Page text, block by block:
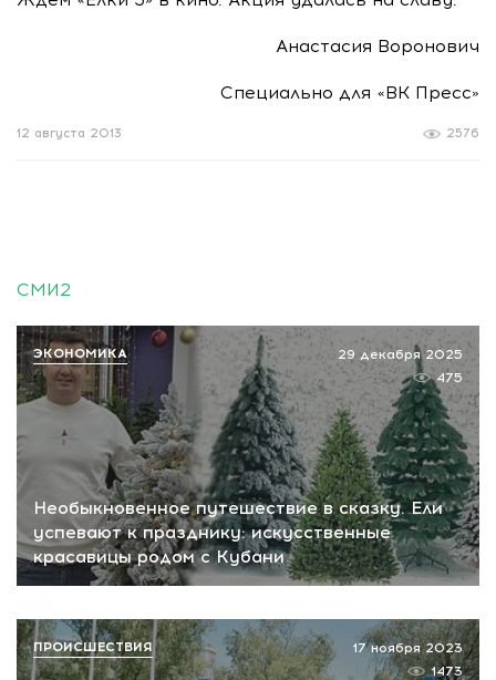
Анастасия Воронович
Специально для «ВК Пресс»
2576
12 августа 2013
СМИ2
Необыкновенное путешествие в сказку. Ели
успевают к празднику: искусственные
красавицы родом с Кубани
29 декабря 2025
475
ЭКОНОМИКА
17 ноября 2023
1473
ПРОИСШЕСТВИЯ